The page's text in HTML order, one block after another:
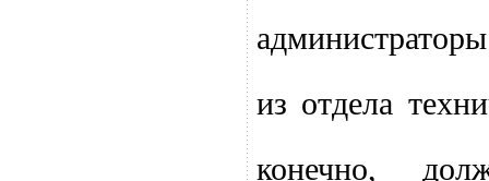
из отдела
конечно,